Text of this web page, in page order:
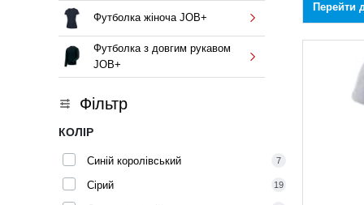
Футболка жіноча JOB+
Футболка з довгим рукавом
JOB+
Фільтр
КОЛІР
Синій королівський 7
Сірий 19
Перейти